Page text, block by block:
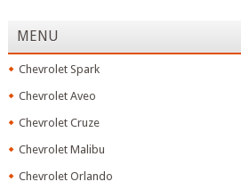
MENU
Chevrolet Spark
Chevrolet Aveo
Chevrolet Cruze
Chevrolet Malibu
Chevrolet Orlando